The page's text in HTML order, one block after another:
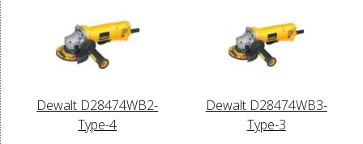
Dewalt D28474WB2-
Type-4
Dewalt D28474WB3-
Type-3